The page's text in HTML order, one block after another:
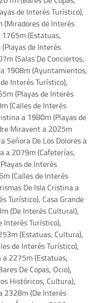
de Interés Turístico),
(Miradores de Interés
(Estatuas,
de Interés
(Salas De Conciertos,
1908m (Ayuntamientos,
Interés Turístico),
(Playas de Interés
(Calles de Interés
a 1980m (Playas de
Miravent a 2025m
Señora De Los Dolores a
a 2079m (Cafeterías,
de Interés
(Calles de Interés
De Isla Cristina a
Turístico), Casa Grande
(De Interés Cultural),
Interés Turístico),
(Estatuas, Cultura),
de Interés Turístico),
2275m (Estatuas,
De Copas, Ocio),
Históricos, Cultura),
2328m (De Interés